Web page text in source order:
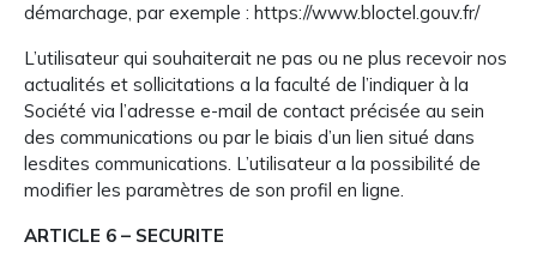
démarchage, par exemple : https://www.bloctel.gouv.fr/
L’utilisateur qui souhaiterait ne pas ou ne plus recevoir nos
actualités et sollicitations a la faculté de l’indiquer à la
Société via l’adresse e-mail de contact précisée au sein
des communications ou par le biais d’un lien situé dans
lesdites communications. L’utilisateur a la possibilité de
modifier les paramètres de son profil en ligne.
ARTICLE 6 – SECURITE